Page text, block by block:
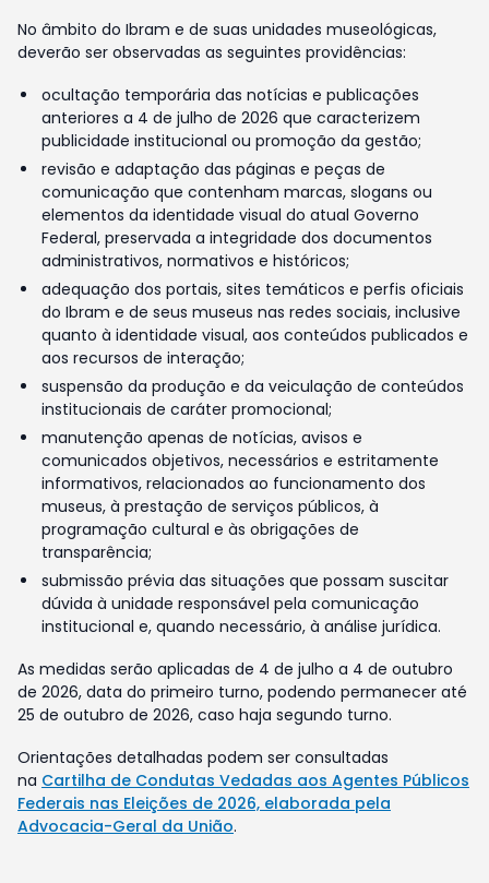
No âmbito do Ibram e de suas unidades museológicas,
deverão ser observadas as seguintes providências:
ocultação temporária das notícias e publicações
anteriores a 4 de julho de 2026 que caracterizem
publicidade institucional ou promoção da gestão;
revisão e adaptação das páginas e peças de
comunicação que contenham marcas, slogans ou
elementos da identidade visual do atual Governo
Federal, preservada a integridade dos documentos
administrativos, normativos e históricos;
adequação dos portais, sites temáticos e perfis oficiais
do Ibram e de seus museus nas redes sociais, inclusive
quanto à identidade visual, aos conteúdos publicados e
aos recursos de interação;
suspensão da produção e da veiculação de conteúdos
institucionais de caráter promocional;
manutenção apenas de notícias, avisos e
comunicados objetivos, necessários e estritamente
informativos, relacionados ao funcionamento dos
museus, à prestação de serviços públicos, à
programação cultural e às obrigações de
transparência;
submissão prévia das situações que possam suscitar
dúvida à unidade responsável pela comunicação
institucional e, quando necessário, à análise jurídica.
As medidas serão aplicadas de 4 de julho a 4 de outubro
de 2026, data do primeiro turno, podendo permanecer até
25 de outubro de 2026, caso haja segundo turno.
Orientações detalhadas podem ser consultadas
na Cartilha de Condutas Vedadas aos Agentes Públicos
Federais nas Eleições de 2026, elaborada pela
Advocacia-Geral da União.